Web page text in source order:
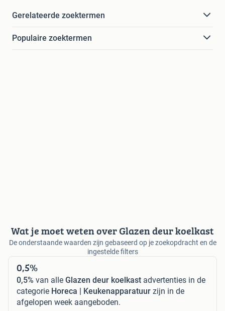
Gerelateerde zoektermen
Populaire zoektermen
Wat je moet weten over Glazen deur koelkast
De onderstaande waarden zijn gebaseerd op je zoekopdracht en de
ingestelde filters
0,5%
0,5% van alle Glazen deur koelkast advertenties in de
categorie Horeca | Keukenapparatuur zijn in de
afgelopen week aangeboden.